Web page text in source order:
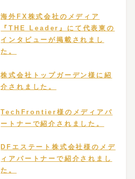
海外FX株式会社のメディア
『THE Leader』にて代表東の
インタビューが掲載されまし
た。
株式会社トップガーデン様に紹
介されました。
TechFrontier様のメディアパ
ートナーで紹介されました。
DFエステート株式会社様のメデ
ィアパートナーで紹介されまし
た。